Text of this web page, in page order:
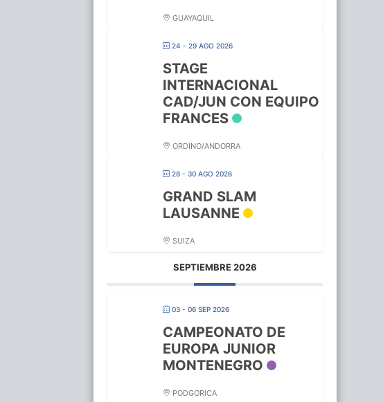
GUAYAQUIL
24 - 29 AGO 2026
STAGE
INTERNACIONAL
CAD/JUN CON EQUIPO
FRANCES
ORDINO/ANDORRA
28 - 30 AGO 2026
GRAND SLAM
LAUSANNE
SUIZA
SEPTIEMBRE 2026
03 - 06 SEP 2026
CAMPEONATO DE
EUROPA JUNIOR
MONTENEGRO
PODGORICA